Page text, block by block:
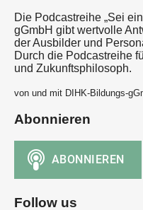
Die Podcastreihe „Sei
gGmbH gibt wertvolle
der Ausbilder und
Durch die Podcastreihe
und Zukunftsphilosoph.
von und mit DIHK-Bildungs-
Abonnieren
Follow us